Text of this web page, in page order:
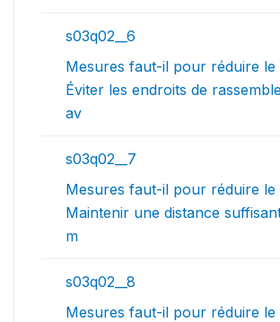
s03q02__6
Mesures faut-il pour réduire le
Éviter les endroits de
av
s03q02__7
Mesures faut-il pour réduire le
Maintenir une distance
m
s03q02__8
Mesures faut-il pour réduire le